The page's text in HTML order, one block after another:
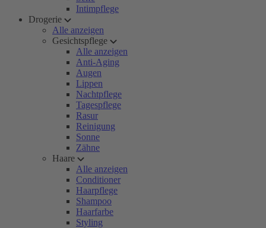
Intimpflege
Drogerie
Alle anzeigen
Gesichtspflege
Alle anzeigen
Anti-Aging
Augen
Lippen
Nachtpflege
Tagespflege
Rasur
Reinigung
Sonne
Zähne
Haare
Alle anzeigen
Conditioner
Haarpflege
Shampoo
Haarfarbe
Styling